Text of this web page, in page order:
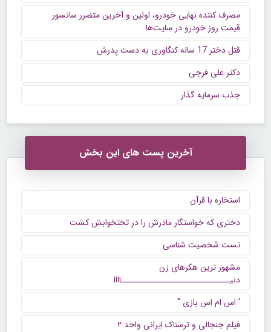
مصرف کننده نهایی خودرو، اولین و آخرین متضرر سانسور
قیمت روز خودرو در سایت‌ها
قتل دختر 17 ساله کنگاوری به دست پدرش
دکتر علی فرجی
جذب سرمایه گذار
آخرین پست های این بخش
استخاره با قرآن
دختری که خواستگار مادرش را در تختخوابش کشت
تست شخصیت شناسی
مشهور ترین هکرهای زن
دنیــــــــــــــــــــــــــــــاااا
' اس ام اس بازی "
فیلم جنجالی و ترسناک ایرانی واحد ۲